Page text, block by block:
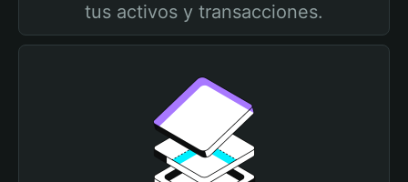
tus activos y transacciones.